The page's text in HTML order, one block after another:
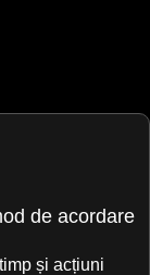
de acordare
și acțiuni